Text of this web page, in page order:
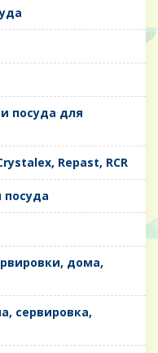
и посуда для
Repast, RCR
посуда
дома,
сервировка,